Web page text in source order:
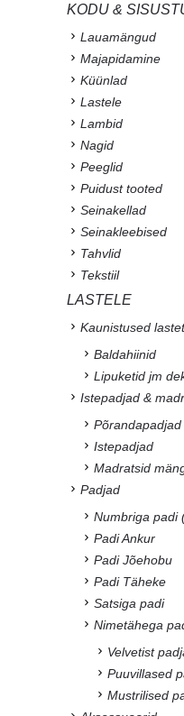
KODU &
Lauamängud
Majapidamine
Küünlad
Lastele
Lambid
Nagid
Peeglid
Puidust tooted
Seinakellad
Seinakleebised
Tahvlid
Tekstiil
LASTELE
Kaunistused
Baldahiinid
Lipuketid jm
Istepadjad &
Põrandapadjad
Istepadjad
Madratsid
Padjad
Numbriga padi
Padi Ankur
Padi Jõehobu
Padi Täheke
Satsiga padi
Nimetähega
Velvetist
Puuvillased
Mustrilised